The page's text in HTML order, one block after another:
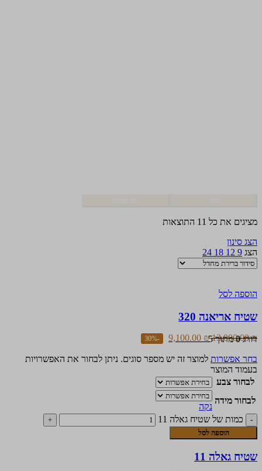
מציגים את כל ⁦11⁩ התוצאות
הצג סינון
הצג 9
12
18
24
הוספה לסל
שטיח אריאנה 320
דורג0מתוך 5
13,000.00₪
9,100.00 ₪
-30%
בחר אפשרות למוצר זה יש מספר סוגים. ניתן לבחור את האפשרויות
בעמוד המוצר
לבחור צבע
לבחור מידה
נקה
כמות של שטיח גאלה 11
הוספה לסל
שטיח גאלה 11